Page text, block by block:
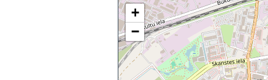
+
−